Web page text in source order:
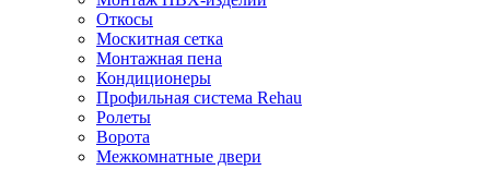
Откосы
Москитная сетка
Монтажная пена
Кондиционеры
Профильная система Rehau
Ролеты
Ворота
Межкомнатные двери